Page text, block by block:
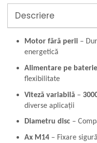
presiune
Prelate și Folii de
Prelungitoare
Accesorii rindele
Accesorii pentru polizor
Compresoare aer
Fierastrau sabie
Descriere
Motor fără perii –
energetică
Alimentare pe baterie
flexibilitate
Viteză variabilă –
diverse aplicații
Diametru disc –
Ax M14 – Fixare